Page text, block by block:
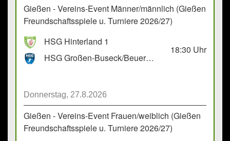
Gießen - Vereins-Event Männer/männlich (Gießen
Freundschaftsspiele u. Turniere 2026/27)
HSG Hinterland 1
HSG Großen-Buseck/Beuern 1
18:30 Uhr
Donnerstag, 27.8.2026
Gießen - Vereins-Event Frauen/weiblich (Gießen
Freundschaftsspiele u. Turniere 2026/27)